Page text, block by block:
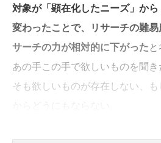
対象が「顕在化したニーズ」か
変わったことで、リサーチの難
サーチの力が相対的に下がった
あの手この手で欲しいものを聞
そも欲しいものが存在しない、